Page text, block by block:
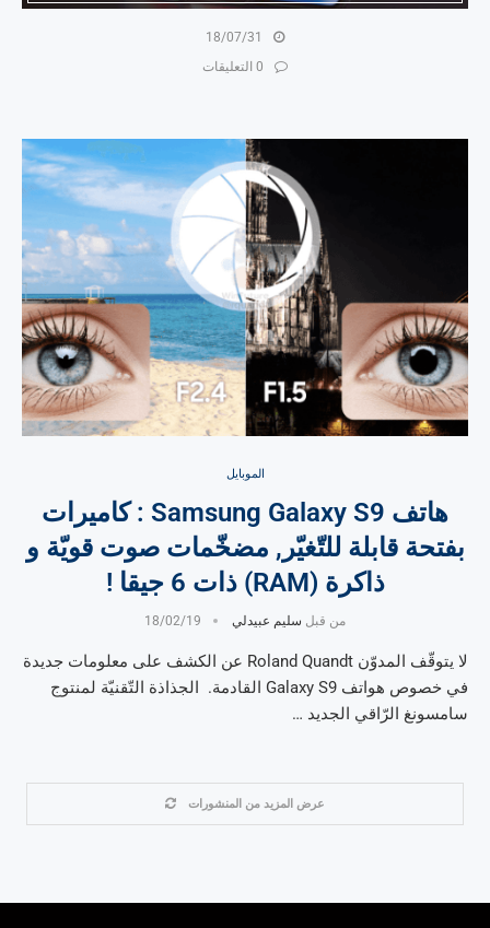
18/07/31
0 التعليقات
الموبايل
هاتف Samsung Galaxy S9 : كاميرات
بفتحة قابلة للتّغيّر, مضخّمات صوت قويّة و
ذاكرة (RAM) ذات 6 جيقا !
من قبل سليم عبيدلي 18/02/19
لا يتوقّف المدوّن Roland Quandt عن الكشف على معلومات جديدة
في خصوص هواتف Galaxy S9 القادمة. الجذاذة التّقنيّة لمنتوج
سامسونغ الرّاقي الجديد …
عرض المزيد من المنشورات